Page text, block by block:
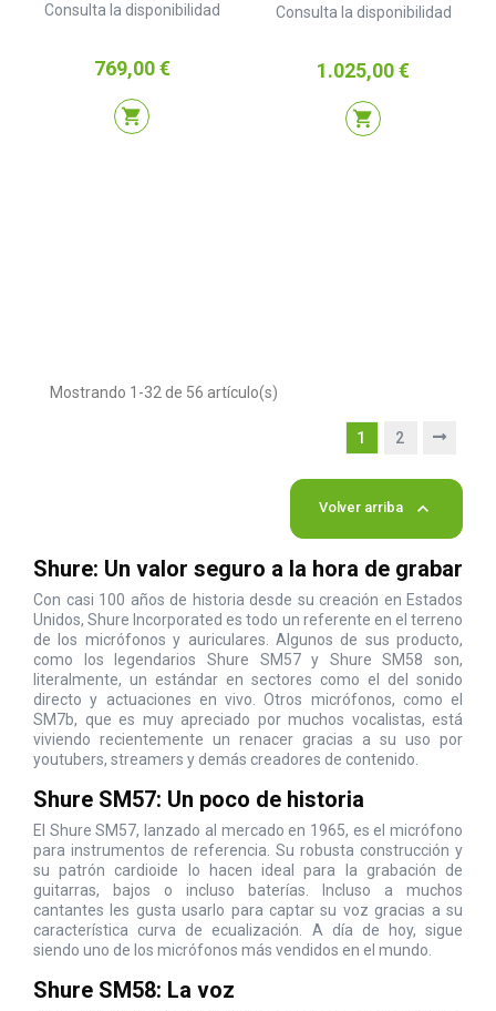
Consulta la disponibilidad
Precio
769,00 €
shopping_cart
Consulta la disponibilidad
Precio
1.025,00 €
shopping_cart
Mostrando 1-32 de 56 artículo(s)
1 2
Volver arriba 
Shure: Un valor seguro a la hora de grabar
Con casi 100 años de historia desde su creación en Estados
Unidos, Shure Incorporated es todo un referente en el terreno
de los micrófonos y auriculares. Algunos de sus producto,
como los legendarios Shure SM57 y Shure SM58 son,
literalmente, un estándar en sectores como el del sonido
directo y actuaciones en vivo. Otros micrófonos, como el
SM7b, que es muy apreciado por muchos vocalistas, está
viviendo recientemente un renacer gracias a su uso por
youtubers, streamers y demás creadores de contenido.
Shure SM57: Un poco de historia
El Shure SM57, lanzado al mercado en 1965, es el micrófono
para instrumentos de referencia. Su robusta construcción y
su patrón cardioide lo hacen ideal para la grabación de
guitarras, bajos o incluso baterías. Incluso a muchos
cantantes les gusta usarlo para captar su voz gracias a su
característica curva de ecualización. A día de hoy, sigue
siendo uno de los micrófonos más vendidos en el mundo.
Shure SM58: La voz